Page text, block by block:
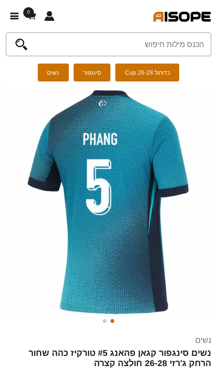
0
כדורגל Cup 26-28 סינגפור נשים
נשים
נשים סינגפור קגאן פהאנג #5 טורקיז כהה שחור
הרחק ג'רזי 26-28 חולצה קצרה